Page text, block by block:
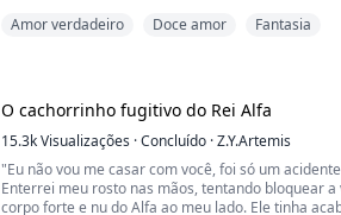
sentir o medo muito real que permeia o ar.
no reino mortal.
O Rei Fae está lentamente enlo...
Amor verdadeiro Doce amor Fantasia
O cachorrinho fugitivo do Rei Alfa
15.3kVisualizações ·Concluído ·Z.Y.Artemis
"Eu não vou me casar com você, foi só um
Enterrei meu rosto nas mãos, tentando bloquear a
corpo forte e nu do Alfa ao meu lado. Ele tinha